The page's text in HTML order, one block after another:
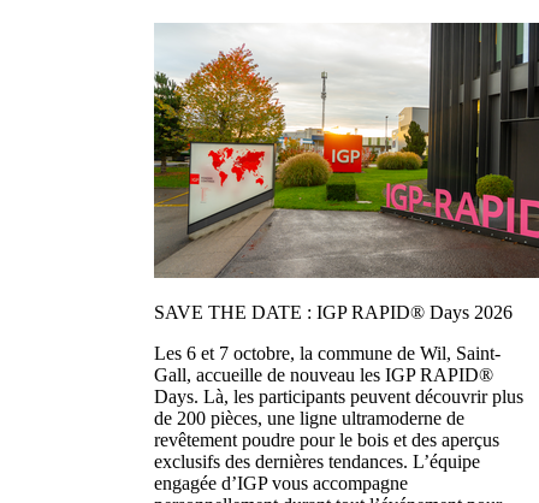
SAVE THE DATE : IGP RAPID® Days 2026
Les 6 et 7 octobre, la commune de Wil, Saint-
Gall, accueille de nouveau les IGP RAPID®
Days. Là, les participants peuvent découvrir plus
de 200 pièces, une ligne ultramoderne de
revêtement poudre pour le bois et des aperçus
exclusifs des dernières tendances. L’équipe
engagée d’IGP vous accompagne